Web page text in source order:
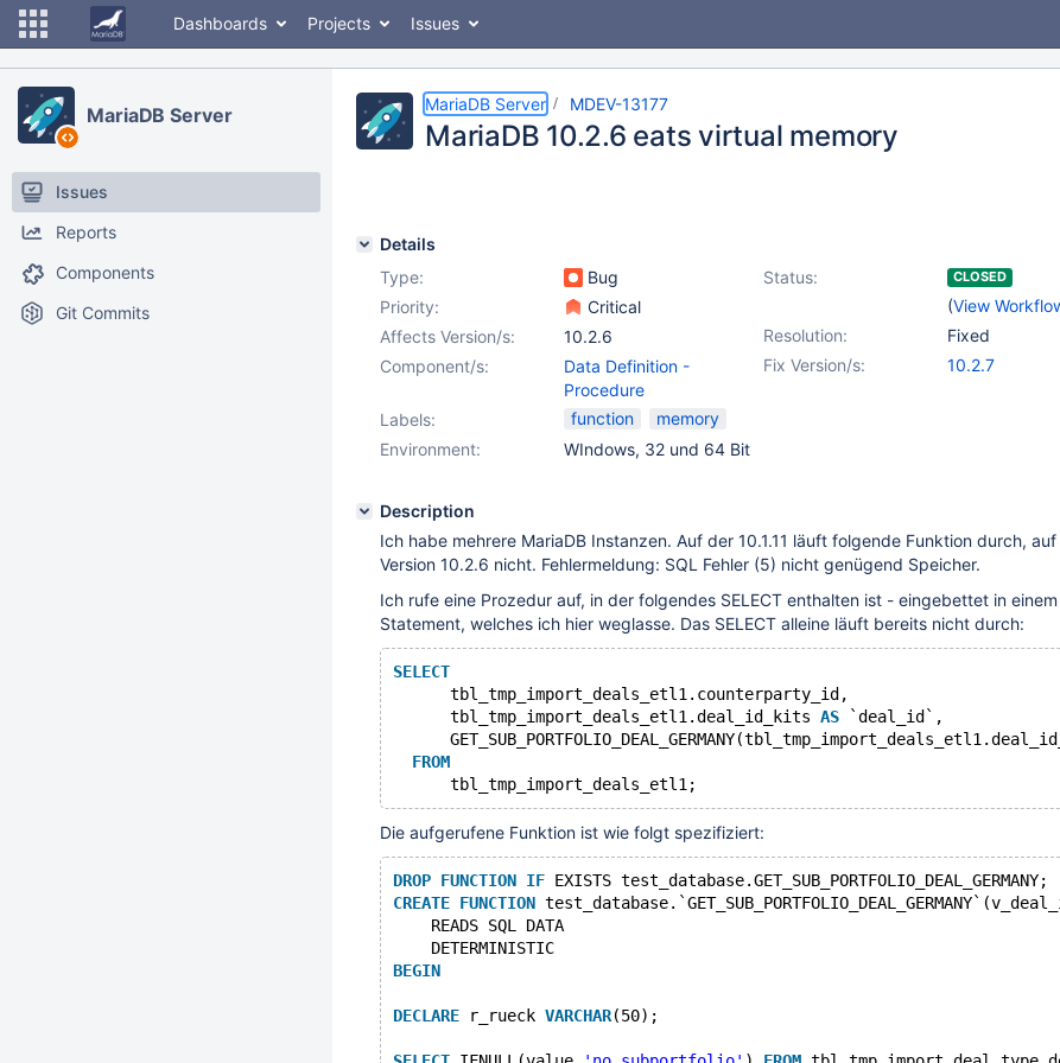
Dashboards Projects Issues
MariaDB Server
Issues
Reports
Components
Git Commits
MariaDB Server MDEV-13177
MariaDB 10.2.6 eats virtual memory
Details
Type:
Bug Status: CLOSED
(View
Priority:
Critical
Resolution:
Fixed
Affects Version/s:
10.2.6
Fix Version/s:
10.2.7
Component/s:
Data Definition -
Procedure
Labels:
function
memory
Environment:
WIndows, 32 und 64 Bit
Description
Ich habe mehrere MariaDB Instanzen. Auf der 10.1.11 läuft folgende Funktion durch,
Version 10.2.6 nicht. Fehlermeldung: SQL Fehler (5) nicht genügend Speicher.
Ich rufe eine Prozedur auf, in der folgendes SELECT enthalten ist - eingebettet in
Statement, welches ich hier weglasse. Das SELECT alleine läuft bereits nicht durch:
SELECT
      tbl_tmp_import_deals_etl1.counterparty_id,
      tbl_tmp_import_deals_etl1.deal_id_kits
AS `deal_id`,
FROM
Die aufgerufene Funktion ist wie folgt spezifiziert:
DROP FUNCTION IF EXISTS test_database.GET_SUB_PORTFOLIO_DEAL_GERMANY;
CREATE FUNCTION
    READS SQL DATA
    DETERMINISTIC
BEGIN
DECLARE r_rueck VARCHAR(50);